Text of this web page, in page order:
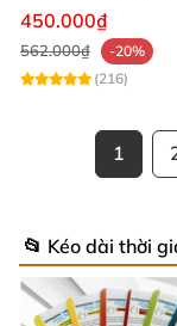
Mỹ dành cho Top
450.000₫
562.000₫
-20%
(216)
1
📂 Kéo dài thời